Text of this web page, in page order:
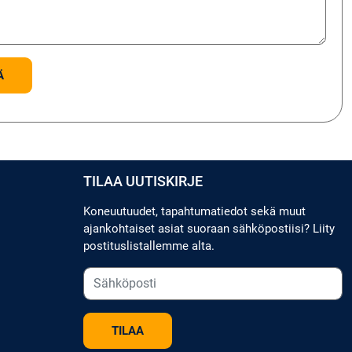
TILAA UUTISKIRJE
Koneuutuudet, tapahtumatiedot sekä muut
ajankohtaiset asiat suoraan sähköpostiisi? Liity
postituslistallemme alta.